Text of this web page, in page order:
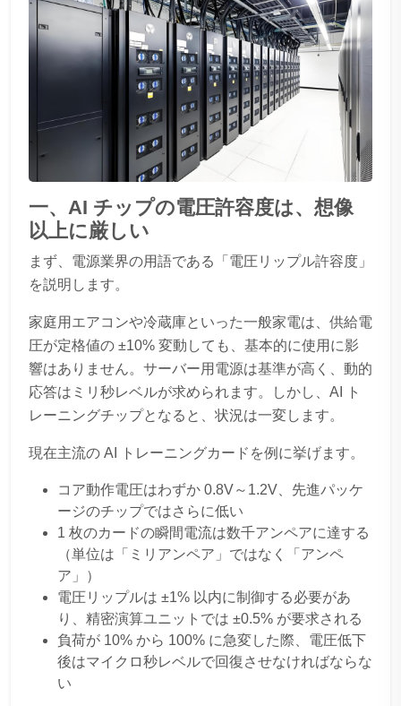
一、AI チップの電圧許容度は、想像
以上に厳しい
まず、電源業界の用語である「電圧リップル許容度」
を説明します。
家庭用エアコンや冷蔵庫といった一般家電は、供給電
圧が定格値の ±10% 変動しても、基本的に使用に影
響はありません。サーバー用電源は基準が高く、動的
応答はミリ秒レベルが求められます。しかし、AI ト
レーニングチップとなると、状況は一変します。
現在主流の AI トレーニングカードを例に挙げます。
コア動作電圧はわずか 0.8V～1.2V、先進パッケ
ージのチップではさらに低い
1 枚のカードの瞬間電流は数千アンペアに達する
（単位は「ミリアンペア」ではなく「アンペ
ア」）
電圧リップルは ±1% 以内に制御する必要があ
り、精密演算ユニットでは ±0.5% が要求される
負荷が 10% から 100% に急変した際、電圧低下
後はマイクロ秒レベルで回復させなければならな
い